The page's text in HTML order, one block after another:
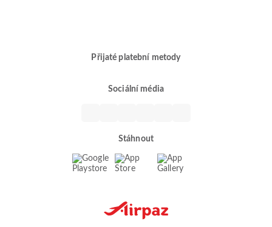
Přijaté platební metody
Sociální média
Stáhnout